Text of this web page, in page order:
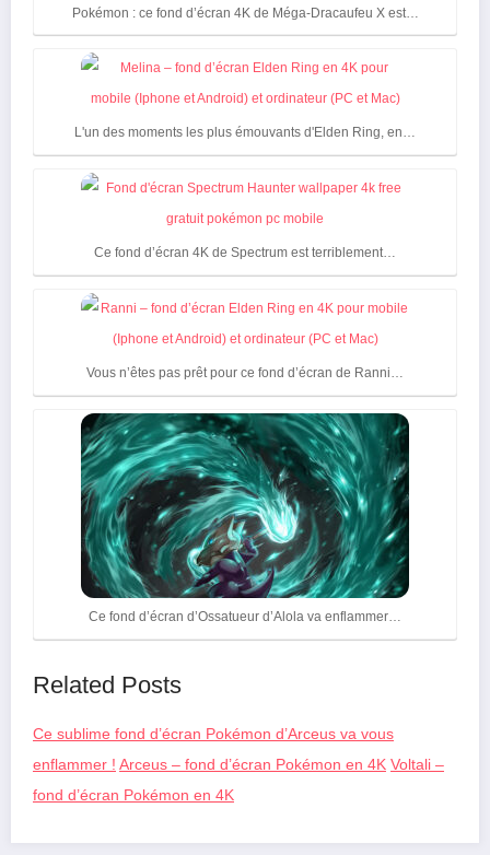
Pokémon : ce fond d’écran 4K de Méga-Dracaufeu X est…
L'un des moments les plus émouvants d'Elden Ring, en…
Ce fond d’écran 4K de Spectrum est terriblement…
Vous n’êtes pas prêt pour ce fond d’écran de Ranni…
Ce fond d’écran d’Ossatueur d’Alola va enflammer…
Related Posts
Ce sublime fond d’écran Pokémon d’Arceus va vous
enflammer ! Arceus – fond d’écran Pokémon en 4K Voltali –
fond d’écran Pokémon en 4K